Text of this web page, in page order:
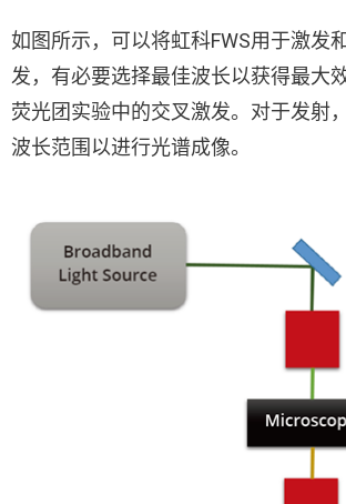
如图所示，可以将虹科FWS用于激发
发，有必要选择最佳波长以获得最大
荧光团实验中的交叉激发。对于发射
波长范围以进行光谱成像。